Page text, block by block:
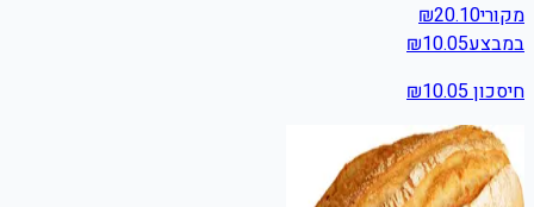
מקורי ₪20.10
במבצע
₪10.05
חיסכון ₪10.05